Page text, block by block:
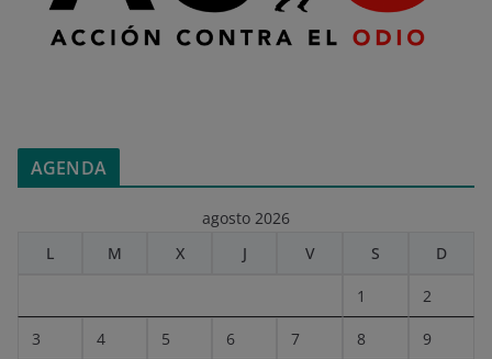
AGENDA
agosto 2026
L
M X J V S D
1 2
3 4 5 6 7 8 9